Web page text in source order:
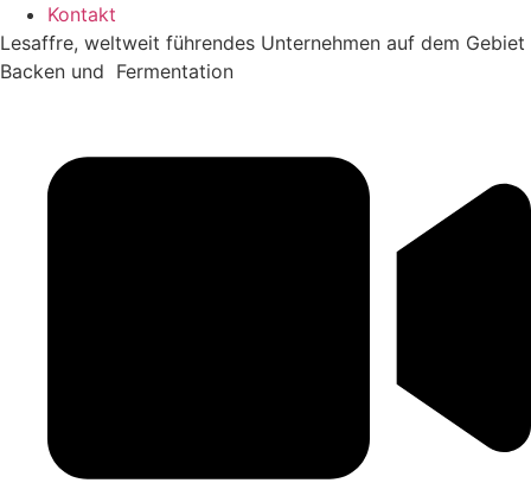
Kontakt
Lesaffre, weltweit führendes Unternehmen auf dem Gebiet
Backen und Fermentation